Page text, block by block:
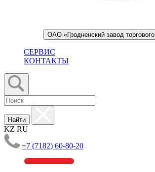
ОАО «Гродненский завод
СЕРВИС
КОНТАКТЫ
Найти
KZ RU
+7 (7182) 60-80-20